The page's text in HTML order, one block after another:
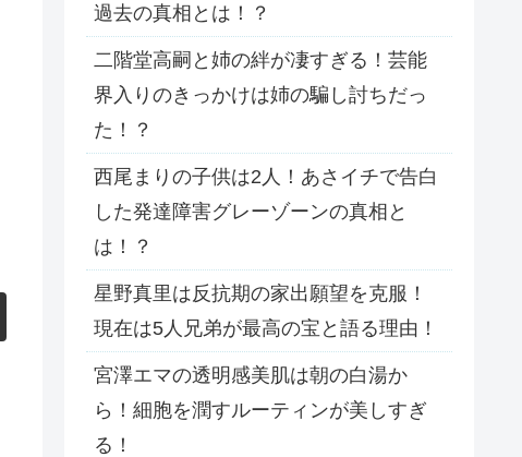
過去の真相とは！？
二階堂高嗣と姉の絆が凄すぎる！芸能
界入りのきっかけは姉の騙し討ちだっ
た！？
西尾まりの子供は2人！あさイチで告白
した発達障害グレーゾーンの真相と
は！？
星野真里は反抗期の家出願望を克服！
現在は5人兄弟が最高の宝と語る理由！
宮澤エマの透明感美肌は朝の白湯か
ら！細胞を潤すルーティンが美しすぎ
る！